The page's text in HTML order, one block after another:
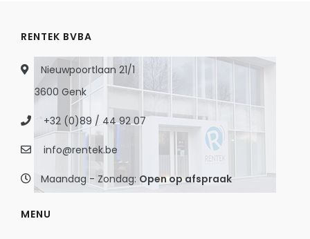
RENTEK BVBA
Nieuwpoortlaan 21/1
3600 Genk
+32 (0)89 / 44 92 07
info@rentek.be
Maandag - Zondag: Open op afspraak
MENU